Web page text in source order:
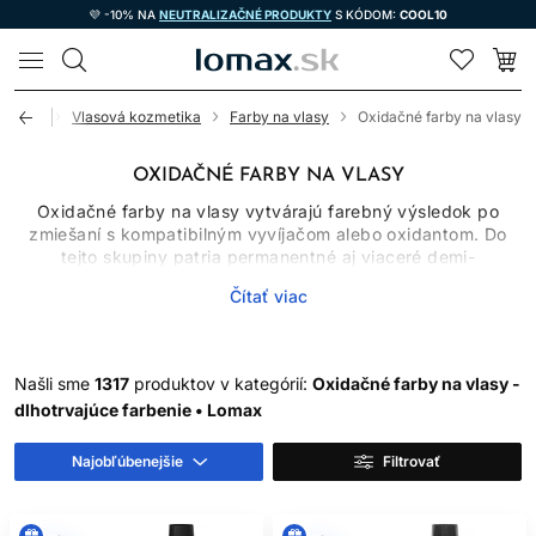
💜 -10% NA NEUTRALIZAČNÉ PRODUKTY S KÓDOM: COOL10
LOMAX
Úvod Vlasová kozmetika Farby na vlasy Oxidačné farby na vlasy
OXIDAČNÉ FARBY NA VLASY
Oxidačné farby na vlasy vytvárajú farebný výsledok po
zmiešaní s kompatibilným vyvíjačom alebo oxidantom. Do
tejto skupiny patria permanentné aj viaceré demi-
pomerom, časom pôsobenia, schopnosťou zosvetľovať
cieľová hĺbka a presný návod výrobcu.
AKO OXIDAČNÉ FARBY
FUNGUJÚ
Po spojení farbiaceho krému alebo gélu s určeným
Čítať viac
Našli sme 1317 produktov v kategórií: Oxidačné farby na vlasy -
dlhotrvajúce farbenie • Lomax
Najobľúbenejšie Filtrovať